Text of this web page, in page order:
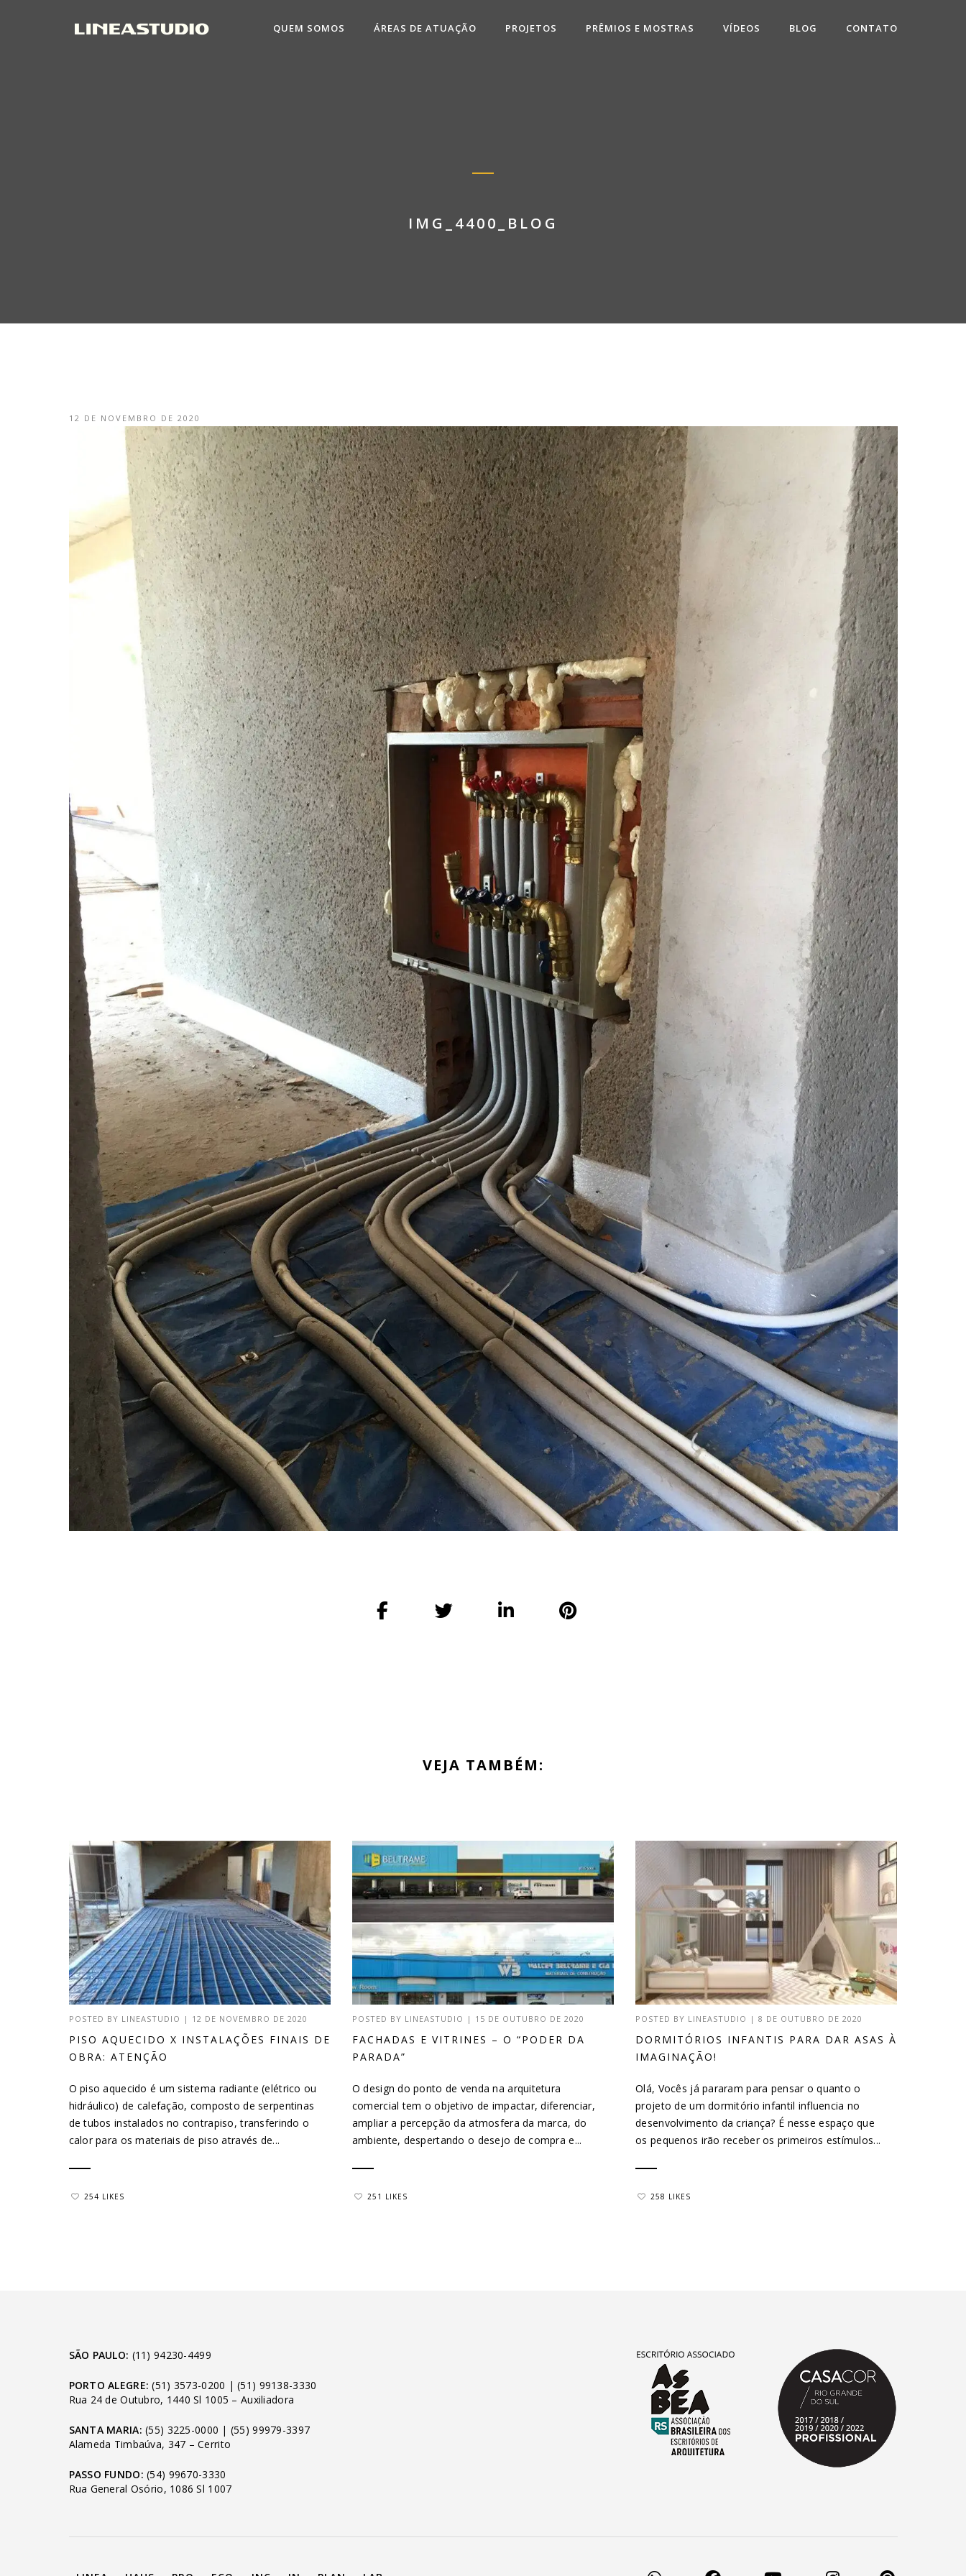
QUEM SOMOS ÁREAS DE ATUAÇÃO PROJETOS PRÊMIOS E MOSTRAS VÍDEOS BLOG CONTATO
IMG_4400_BLOG
12 DE NOVEMBRO DE 2020
VEJA TAMBÉM:
POSTED BY LINEASTUDIO | 12 DE NOVEMBRO DE 2020
PISO AQUECIDO X INSTALAÇÕES FINAIS DE
OBRA: ATENÇÃO
O piso aquecido é um sistema radiante (elétrico ou
hidráulico) de calefação, composto de serpentinas
de tubos instalados no contrapiso, transferindo o
calor para os materiais de piso através de...
254 LIKES
POSTED BY LINEASTUDIO | 15 DE OUTUBRO DE 2020
FACHADAS E VITRINES – O “PODER DA
PARADA”
O design do ponto de venda na arquitetura
comercial tem o objetivo de impactar, diferenciar,
ampliar a percepção da atmosfera da marca, do
ambiente, despertando o desejo de compra e...
251 LIKES
POSTED BY LINEASTUDIO |8 DE OUTUBRO DE 2020
DORMITÓRIOS INFANTIS PARA DAR ASAS À
IMAGINAÇÃO!
Olá, Vocês já pararam para pensar o quanto o
projeto de um dormitório infantil influencia no
desenvolvimento da criança? É nesse espaço que
os pequenos irão receber os primeiros estímulos...
258 LIKES
SÃO PAULO: (11) 94230-4499
PORTO ALEGRE: (51) 3573-0200 |(51) 99138-3330
Rua 24 de Outubro, 1440 Sl 1005 – Auxiliadora
SANTA MARIA: (55) 3225-0000 | (55) 99979-3397
Alameda Timbaúva, 347 – Cerrito
PASSO FUNDO: (54) 99670-3330
Rua General Osório, 1086 Sl 1007